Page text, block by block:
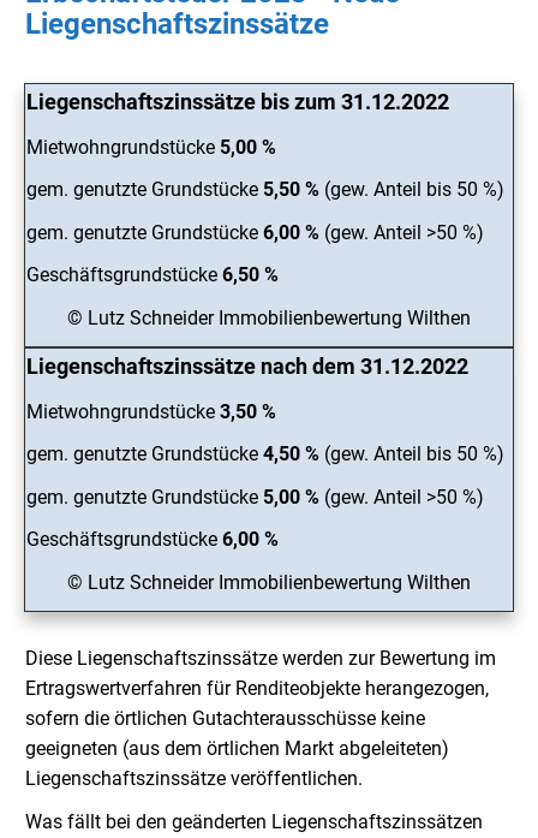
Liegenschaftszinssätze
Liegenschaftszinssätze bis zum 31.12.2022
Mietwohngrundstücke 5,00 %
gem. genutzte Grundstücke 5,50 % (gew. Anteil bis 50 %)
gem. genutzte Grundstücke 6,00 % (gew. Anteil >50 %)
Geschäftsgrundstücke 6,50 %
© Lutz Schneider Immobilienbewertung Wilthen
Liegenschaftszinssätze nach dem 31.12.2022
Mietwohngrundstücke 3,50 %
gem. genutzte Grundstücke 4,50 % (gew. Anteil bis 50 %)
gem. genutzte Grundstücke 5,00 % (gew. Anteil >50 %)
Geschäftsgrundstücke 6,00 %
© Lutz Schneider Immobilienbewertung Wilthen
Diese Liegenschaftszinssätze werden zur Bewertung im
Ertragswertverfahren für Renditeobjekte herangezogen,
sofern die örtlichen Gutachterausschüsse keine
geeigneten (aus dem örtlichen Markt abgeleiteten)
Liegenschaftszinssätze veröffentlichen.
Was fällt bei den geänderten Liegenschaftszinssätzen